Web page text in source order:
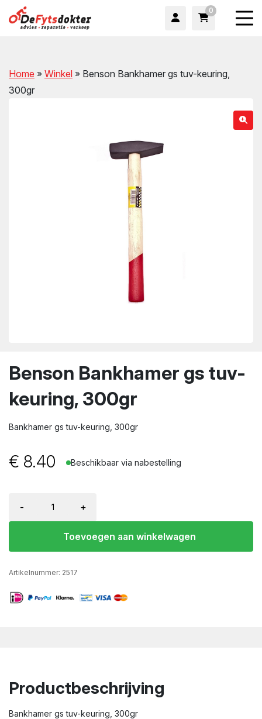
0
Home » Winkel » Benson Bankhamer gs tuv-keuring,
300gr
Benson Bankhamer gs tuv-
keuring, 300gr
Bankhamer gs tuv-keuring, 300gr
€ 8.40 Beschikbaar via nabestelling
- +
Toevoegen aan winkelwagen
Artikelnummer: 2517
Productbeschrijving
Bankhamer gs tuv-keuring, 300gr